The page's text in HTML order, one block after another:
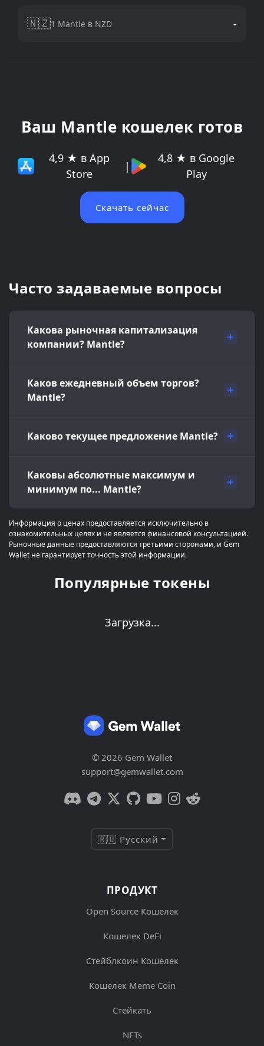
🇳🇿1 Mantle в NZD -
Ваш Mantle кошелек готов
4,9 ★ в App
Store
|
4,8 ★ в Google
Play
Скачать сейчас
Часто задаваемые вопросы
Какова рыночная капитализация
компании? Mantle?
Каков ежедневный объем торгов?
Mantle?
Каково текущее предложение Mantle?
Каковы абсолютные максимум и
минимум по... Mantle?
Информация о ценах предоставляется исключительно в
ознакомительных целях и не является финансовой консультацией.
Рыночные данные предоставляются третьими сторонами, и Gem
Wallet не гарантирует точность этой информации.
Популярные токены
Загрузка...
© 2026 Gem Wallet
support@gemwallet.com
🇷🇺 Русский
ПРОДУКТ
Open Source Кошелек
Кошелек DeFi
Стейблкоин Кошелек
Кошелек Meme Coin
Стейкать
NFTs